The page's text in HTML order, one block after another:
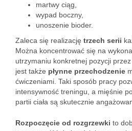
martwy ciąg,
wypad boczny,
unoszenie bioder.
Zaleca się realizację trzech serii
Można koncentrować się na
utrzymaniu konkretnej pozycji przez
jest także płynne przechodzenie
ćwiczeniami. Taki sposób pracy
intensywność treningu, a mięśnie
partii ciała są skutecznie
Rozpoczęcie od rozgrzewki to